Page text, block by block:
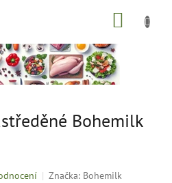
Bohemilk
Značka: Bohemilk